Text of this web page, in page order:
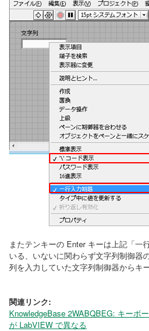
またテンキーの Enter キーは上記「一
いる、いないに関わらず文字列制御器
列を入力していた文字列制御器からキ
関連リンク:
KnowledgeBase 2WABQBEG: キーボ
が LabVIEW で異なる